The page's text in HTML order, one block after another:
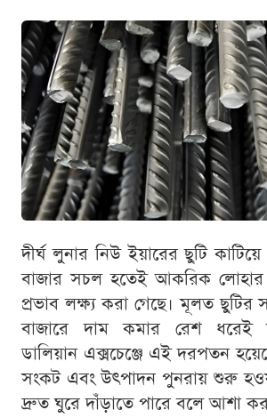
দীর্ঘ লুনার নিউ ইয়ারের ছুটি
বাজার সচল হতেই আকরিক লোহার
প্রভাব লক্ষ্য করা গেছে। মূলত ছুটির
বাজারে দাম কমার রেশ ধরেই
ডালিয়ান এক্সচেঞ্জে এই দরপতন
সংকট এবং উৎপাদন পুনরায় শুরু
দ্রুত ঘুরে দাঁড়াতে পারে বলে আশা